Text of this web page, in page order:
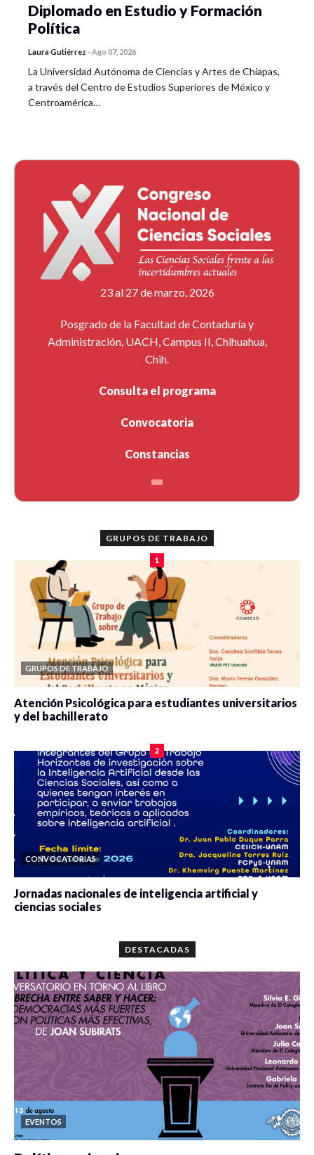
Diplomado en Estudio y Formación
Política
Laura Gutiérrez - Ago 07, 2026
La Universidad Autónoma de Ciencias y Artes de Chiapas,
a través del Centro de Estudios Superiores de México y
Centroamérica…
23 al 27 de marzo, 2026
Posgrado de la Facultad de Contaduría y
Administración, UACH, Campus II, Chihuahua,
Chih.
Consulta el programa
Convocatoria
Constancias
GRUPOS DE TRABAJO
1
GRUPOS DE TRABAJO
Atención Psicológica para estudiantes universitarios
y del bachillerato
2
CONVOCATORIAS
Jornadas nacionales de inteligencia artificial y
ciencias sociales
DESTACADAS
EVENTOS